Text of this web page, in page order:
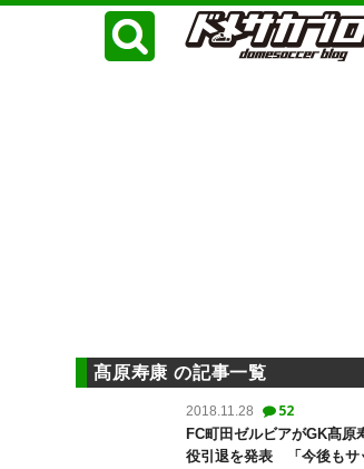
髙原寿康 の記事一覧
2018.11.28 52
FC町田ゼルビアがGK髙原
役引退を発表 「今後もサ